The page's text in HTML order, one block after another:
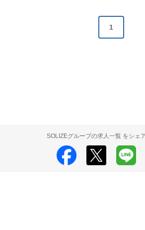
1
SOLIZEグループの求人一覧 をシェ